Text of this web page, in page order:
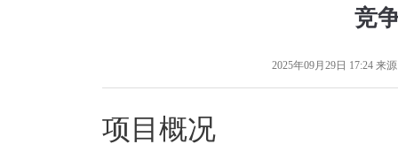
竞
2025年09月29日 17:24 来
项目概况